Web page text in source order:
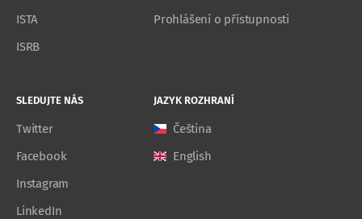
ISTA
ISRB
Prohlášení o přístupnosti
SLEDUJTE NÁS
Twitter
Facebook
Instagram
LinkedIn
JAZYK ROZHRANÍ
Čeština
English